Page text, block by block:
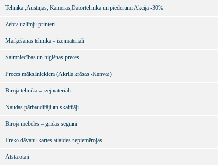
Tehnika ,Austiņas, Kameras,Datortehnika un piederumi Akcija -30%
Zebra uzlīmju printeri
Marķēšanas tehnika – izejmateriāli
Saimniecības un higiēnas preces
Preces māksliniekiem (Akrila krāsas -Kanvas)
Biroja tehnika – izejmateriāli
Naudas pārbaudītāji un skaitītāji
Biroja mēbeles – grīdas segumi
Freko dāvanu kartes atlaides nepiemērojas
Atstarotāji